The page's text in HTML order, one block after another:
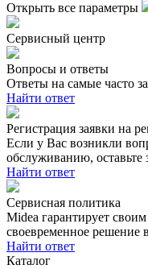
Открыть все параметры
Сервисный центр
Вопросы и ответы
Ответы на самые часто
Найти ответ
Регистрация заявки на
Если у Вас возникли
обслуживанию, оставьте
Найти ответ
Сервисная политика
Midea гарантирует
своевременное решение
Найти ответ
Каталог